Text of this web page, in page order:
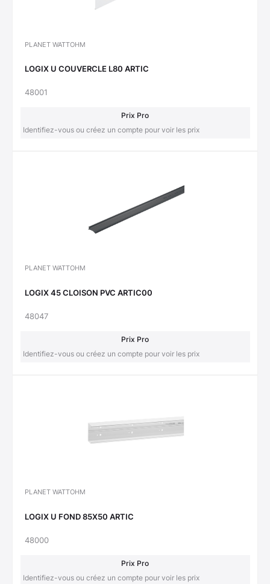
PLANET WATTOHM
LOGIX U COUVERCLE L80 ARTIC
48001
Prix Pro
Identifiez-vous ou créez un compte pour voir les prix
PLANET WATTOHM
LOGIX 45 CLOISON PVC ARTIC00
48047
Prix Pro
Identifiez-vous ou créez un compte pour voir les prix
PLANET WATTOHM
LOGIX U FOND 85X50 ARTIC
48000
Prix Pro
Identifiez-vous ou créez un compte pour voir les prix